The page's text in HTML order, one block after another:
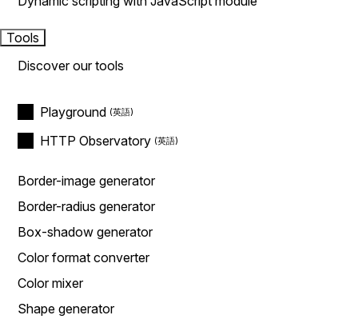
Tools
Discover our tools
Playground
HTTP Observatory
Border-image generator
Border-radius generator
Box-shadow generator
Color format converter
Color mixer
Shape generator